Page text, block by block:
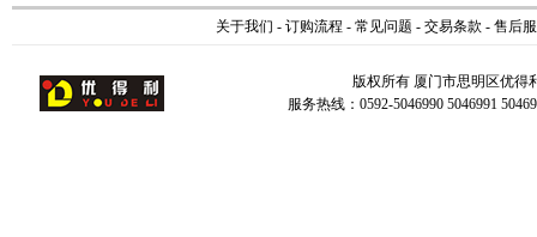
关于我们 - 订购流程 - 常见问题 - 交易条款 - 售后
版权所有 厦门市思明区优
服务热线：0592-5046990 5046991